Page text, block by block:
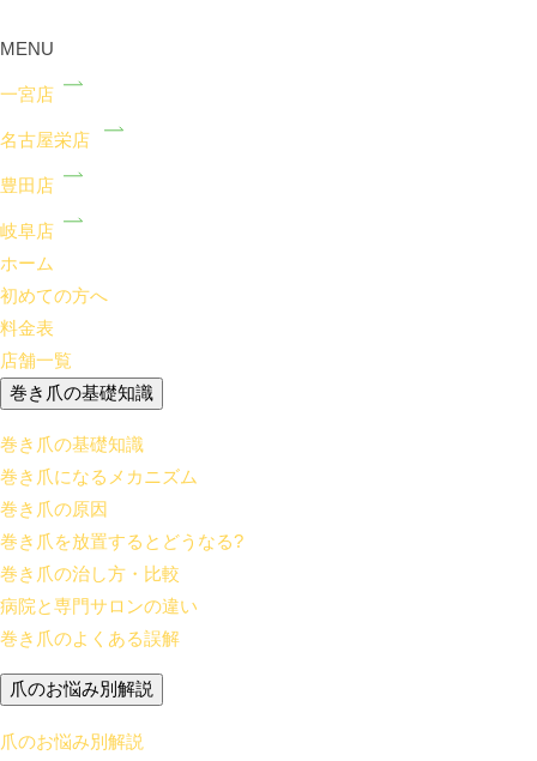
MENU
一宮店
名古屋栄店
豊田店
岐阜店
ホーム
初めての方へ
料金表
店舗一覧
巻き爪の基礎知識
巻き爪の基礎知識
巻き爪になるメカニズム
巻き爪の原因
巻き爪を放置するとどうなる?
巻き爪の治し方・比較
病院と専門サロンの違い
巻き爪のよくある誤解
爪のお悩み別解説
爪のお悩み別解説